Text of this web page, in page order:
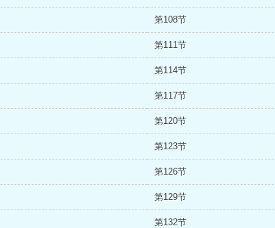
第108节
第111节
第114节
第117节
第120节
第123节
第126节
第129节
第132节